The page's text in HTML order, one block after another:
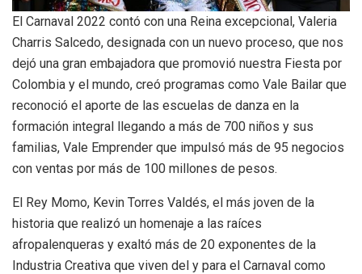
El Carnaval 2022 contó con una Reina excepcional, Valeria
Charris Salcedo, designada con un nuevo proceso, que nos
dejó una gran embajadora que promovió nuestra Fiesta por
Colombia y el mundo, creó programas como Vale Bailar que
reconoció el aporte de las escuelas de danza en la
formación integral llegando a más de 700 niños y sus
familias, Vale Emprender que impulsó más de 95 negocios
con ventas por más de 100 millones de pesos.
El Rey Momo, Kevin Torres Valdés, el más joven de la
historia que realizó un homenaje a las raíces
afropalenqueras y exaltó más de 20 exponentes de la
Industria Creativa que viven del y para el Carnaval como